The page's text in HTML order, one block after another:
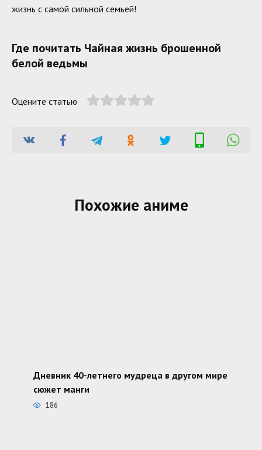
жизнь с самой сильной семьей!
Где почитать Чайная жизнь брошенной
белой ведьмы
Оцените статью
Похожие аниме
Дневник 40-летнего мудреца в другом мире
сюжет манги
186